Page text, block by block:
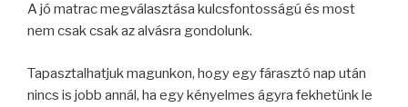
A jó matrac megválasztása kulcsfontosságú és most
nem csak csak az alvásra gondolunk.
Tapasztalhatjuk magunkon, hogy egy fárasztó nap után
nincs is jobb annál, ha egy kényelmes ágyra fekhetünk le